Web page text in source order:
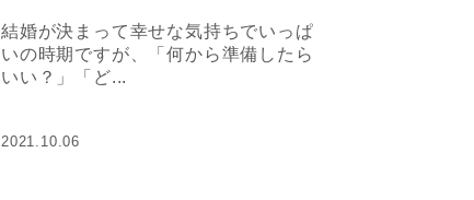
結婚が決まって幸せな気持ちでいっぱ
いの時期ですが、「何から準備したら
いい？」「ど...
2021.10.06